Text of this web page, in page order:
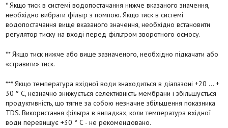
* Якщо тиск в системі водопостачання нижче вказаного значення,
необхідно вибрати фільтр з помпою. Якщо тиск в системі
водопостачання вище вказаного значення, необхідно встановити
регулятор тиску на вході перед фільтром зворотного осмосу.
** Якщо тиск нижче або вище зазначеного, необхідно підкачати або
«стравити» тиск.
*** Якщо температура вхідної води знаходиться в діапазоні +20 ... +
30 ° С, незначно знижується селективність мембрани і збільшується
продуктивність, що тягне за собою незначне збільшення показника
TDS. Використання фільтра в випадках, коли температура вхідної
води перевищує +30 ° С - не рекомендовано.